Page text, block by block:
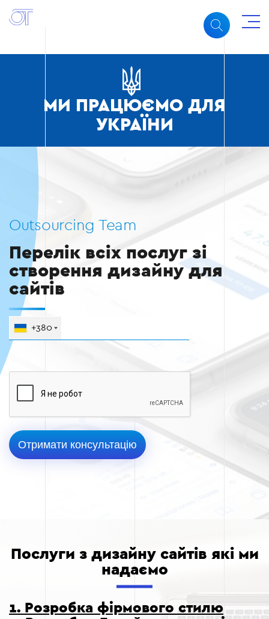
МИ ПРАЦЮЄМО ДЛЯ
УКРАЇНИ
Outsourcing Team
Перелік всіх послуг зі
створення дизайну для
сайтів
+380
Послуги з дизайну сайтів які ми
надаємо
1. Розробка фірмового стилю